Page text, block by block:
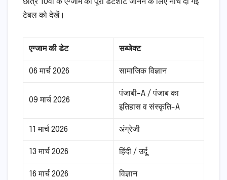
छात्र 10वीं के एग्जाम की पूरी डेटशीट जानने के लिए नीचे दी गई
टेबल को देखें।
एग्जाम की डेट सब्जेक्ट
06 मार्च 2026 सामाजिक विज्ञान
09 मार्च 2026
पंजाबी-A / पंजाब का
इतिहास व संस्कृति-A
11 मार्च 2026 अंग्रेजी
13 मार्च 2026 हिंदी / उर्दू
16 मार्च 2026 विज्ञान